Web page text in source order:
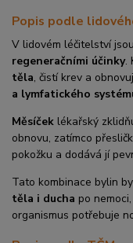
Popis podle
V lidovém léčitelství jsou
regeneračními účinky.
těla, čistí krev a
a lymfatického
Měsíček lékařský
obnovu, zatímco
pokožku a dodává jí
Tato kombinace bylin
těla i ducha po
organismus potřebuje